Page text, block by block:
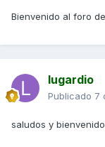
Bienvenido al foro
lugardio
Publicado 7
saludos y